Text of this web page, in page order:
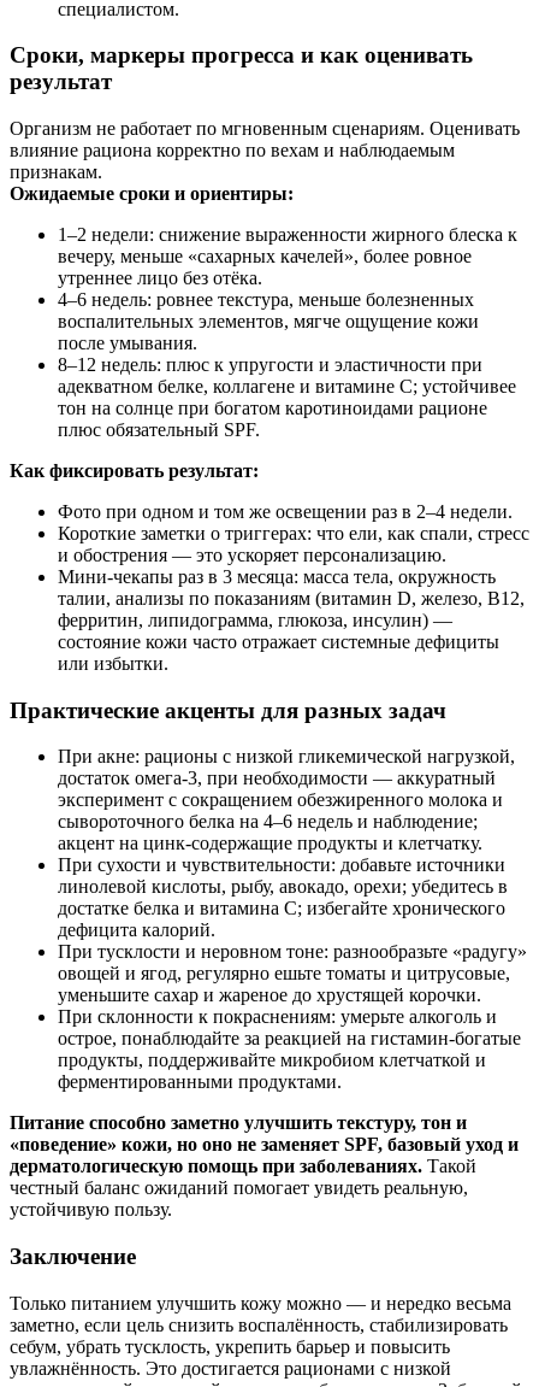
специалистом.
Сроки, маркеры прогресса и как оценивать
результат
Организм не работает по мгновенным сценариям. Оценивать
влияние рациона корректно по вехам и наблюдаемым
признакам.
Ожидаемые сроки и ориентиры:
1–2 недели: снижение выраженности жирного блеска к
вечеру, меньше «сахарных качелей», более ровное
утреннее лицо без отёка.
4–6 недель: ровнее текстура, меньше болезненных
воспалительных элементов, мягче ощущение кожи
после умывания.
8–12 недель: плюс к упругости и эластичности при
адекватном белке, коллагене и витамине С; устойчивее
тон на солнце при богатом каротиноидами рационе
плюс обязательный SPF.
Как фиксировать результат:
Фото при одном и том же освещении раз в 2–4 недели.
Короткие заметки о триггерах: что ели, как спали, стресс
и обострения — это ускоряет персонализацию.
Мини‑чекапы раз в 3 месяца: масса тела, окружность
талии, анализы по показаниям (витамин D, железо, В12,
ферритин, липидограмма, глюкоза, инсулин) —
состояние кожи часто отражает системные дефициты
или избытки.
Практические акценты для разных задач
При акне: рационы с низкой гликемической нагрузкой,
достаток омега‑3, при необходимости — аккуратный
эксперимент с сокращением обезжиренного молока и
сывороточного белка на 4–6 недель и наблюдение;
акцент на цинк‑содержащие продукты и клетчатку.
При сухости и чувствительности: добавьте источники
линолевой кислоты, рыбу, авокадо, орехи; убедитесь в
достатке белка и витамина С; избегайте хронического
дефицита калорий.
При тусклости и неровном тоне: разнообразьте «радугу»
овощей и ягод, регулярно ешьте томаты и цитрусовые,
уменьшите сахар и жареное до хрустящей корочки.
При склонности к покраснениям: умерьте алкоголь и
острое, понаблюдайте за реакцией на гистамин‑богатые
продукты, поддерживайте микробиом клетчаткой и
ферментированными продуктами.
Питание способно заметно улучшить текстуру, тон и
«поведение» кожи, но оно не заменяет SPF, базовый уход и
дерматологическую помощь при заболеваниях. Такой
честный баланс ожиданий помогает увидеть реальную,
устойчивую пользу.
Заключение
Только питанием улучшить кожу можно — и нередко весьма
заметно, если цель снизить воспалённость, стабилизировать
себум, убрать тусклость, укрепить барьер и повысить
увлажнённость. Это достигается рационами с низкой